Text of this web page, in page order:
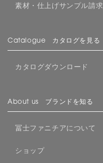
素材・仕上げサンプル請求
Catalogue カタログを見る
カタログダウンロード
About us ブランドを知る
冨士ファニチアについて
ショップ